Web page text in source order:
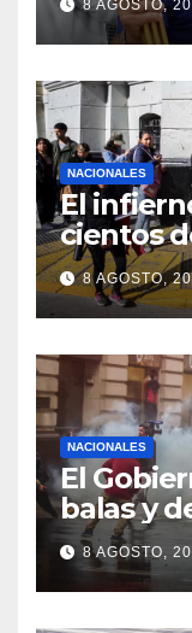
8 AGOSTO,
NACIONALES
El
cientos
espera y
8 AGOSTO,
NACIONALES
El
balas y
protesta
8 AGOSTO,